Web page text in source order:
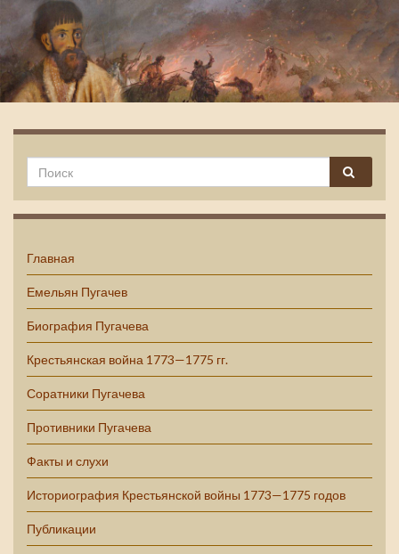
Емельян Пугачев
Главная
Емельян Пугачев
Биография Пугачева
Крестьянская война 1773—1775 гг.
Соратники Пугачева
Противники Пугачева
Факты и слухи
Историография Крестьянской войны 1773—1775 годов
Публикации